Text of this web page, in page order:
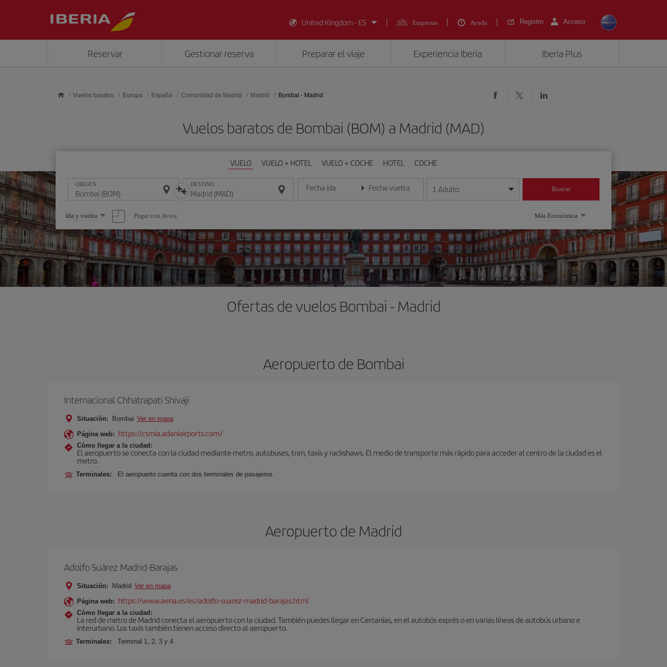
United Kingdom - ES
Empresas Ayuda Registro Acceso
Reservar Gestionar reserva Preparar el viaje Experiencia Iberia Iberia Plus
Vuelos baratos Europa España Comunidad de Madrid Madrid Bombai - Madrid
Vuelos baratos de Bombai (BOM) a Madrid (MAD)
VUELO VUELO + HOTEL VUELO + COCHE HOTEL COCHE
ORIGEN DESTINO Fecha ida
Introduce la fecha en formato día/mes/año
Fecha vuelta
Introduce la fecha en formato día/mes/año
1 Adulto Buscar
Seleccione
una
opción
Ida y vuelta Pagar con Avios Más Económica
Ofertas de vuelos Bombai - Madrid
Aeropuerto de Bombai
Internacional Chhatrapati Shivaji
Situación: Bombai Ver en mapa
Página web: https://csmia.adaniairports.com/
Cómo llegar a la ciudad:
El aeropuerto se conecta con la ciudad mediante metro, autobuses, tren, taxis y rackshaws. El medio de transporte más rápido para acceder al centro de la ciudad es el
metro.
Terminales: El aeropuerto cuenta con dos terminales de pasajeros.
Aeropuerto de Madrid
Adolfo Suárez Madrid-Barajas
Situación: Madrid Ver en mapa
Página web: https://www.aena.es/es/adolfo-suarez-madrid-barajas.html
Cómo llegar a la ciudad:
La red de metro de Madrid conecta el aeropuerto con la ciudad. También puedes llegar en Cercanías, en el autobús exprés o en varias líneas de autobús urbano e
interurbano. Los taxis también tienen acceso directo al aeropuerto.
Terminales: Terminal 1, 2, 3 y 4